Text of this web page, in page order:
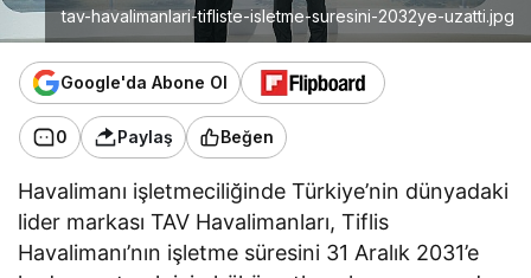
tav-havalimanlari-tifliste-isletme-suresini-2032ye-uzatti.jpg
Google'da Abone Ol
0 Paylaş Beğen
Havalimanı işletmeciliğinde Türkiye’nin dünyadaki
lider markası TAV Havalimanları, Tiflis
Havalimanı’nın işletme süresini 31 Aralık 2031’e